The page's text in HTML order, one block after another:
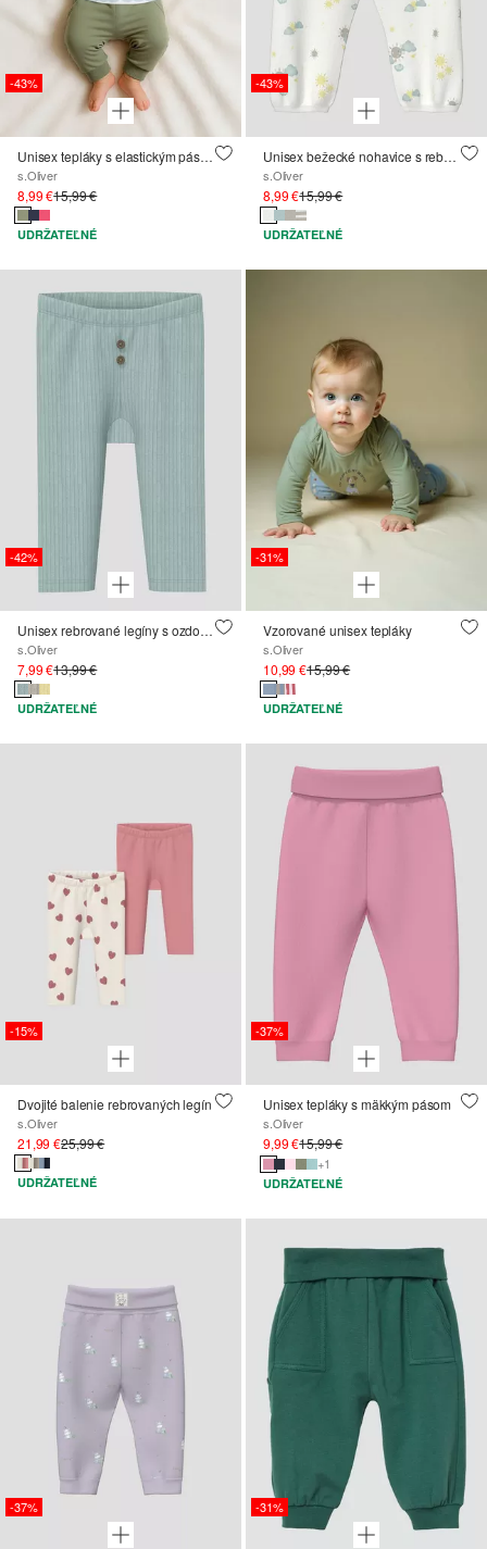
-43%
Unisex tepláky s elastickým pásom
s.Oliver
8,99 €15,99 €
UDRŽATEĽNÉ
-43%
Unisex bežecké nohavice s rebrovaným pásom vo voľnom strihu
s.Oliver
8,99 €15,99 €
UDRŽATEĽNÉ
-42%
Unisex rebrované legíny s ozdobnými gombíkmi
s.Oliver
7,99 €13,99 €
UDRŽATEĽNÉ
-31%
Vzorované unisex tepláky
s.Oliver
10,99 €15,99 €
UDRŽATEĽNÉ
-15%
Dvojité balenie rebrovaných legín
s.Oliver
21,99 €25,99 €
UDRŽATEĽNÉ
-37%
Unisex tepláky s mäkkým pásom
s.Oliver
9,99 €15,99 €
+1
UDRŽATEĽNÉ
-37% -31%